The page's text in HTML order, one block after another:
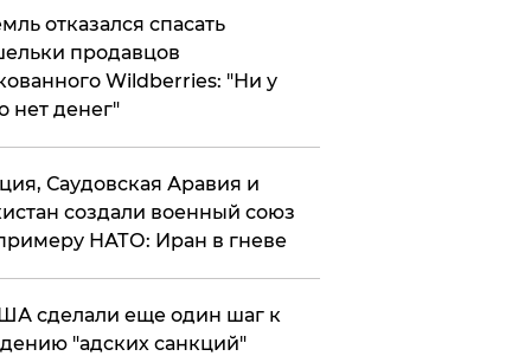
отказался спасать
продавцов
Wildberries: "Ни у
нет денег"
Саудовская Аравия и
создали военный союз
НАТО: Иран в гневе
сделали еще один шаг к
"адских санкций"